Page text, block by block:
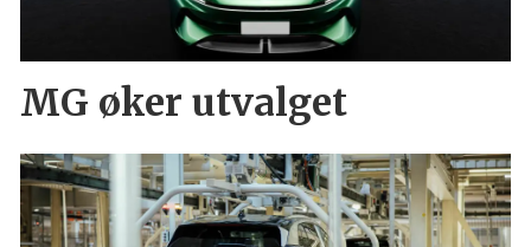
MG øker utvalget